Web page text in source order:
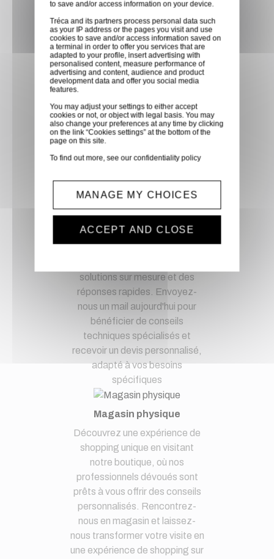
partenaire GLS, partout en
France métropolitaine et en
Europe entre 24h et 48h après
mise à disposition des produits
à notre transporteur.
Paiement sécurisé
Paiement CB, virement,
Paypal, ...
Optez pour la tranquillité
demandes techniques et devis
à notre service clients par mail.
Notre équipe d'experts est
solutions sur mesure et des
réponses rapides. Envoyez-
nous un mail aujourd'hui pour
bénéficier de conseils
techniques spécialisés et
recevoir un devis personnalisé,
adapté à vos besoins
spécifiques
Magasin physique
Découvrez une expérience de
shopping unique en visitant
notre boutique, où nos
professionnels dévoués sont
prêts à vous offrir des conseils
personnalisés. Rencontrez-
nous en magasin et laissez-
nous transformer votre visite en
une expérience de shopping sur
to save and/or access information on your device.
Tréca and its partners process personal data such
as your IP address or the pages you visit and use
cookies to save and/or access information saved on
a terminal in order to offer you services that are
adapted to your profile, insert advertising with
personalised content, measure performance of
advertising and content, audience and product
development data and offer you social media
features.
You may adjust your settings to either accept
cookies or not, or object with legal basis. You may
also change your preferences at any time by clicking
on the link “Cookies settings” at the bottom of the
page on this site.
To find out more, see ourconfidentiality policy
MANAGE MY CHOICES
ACCEPT AND CLOSE